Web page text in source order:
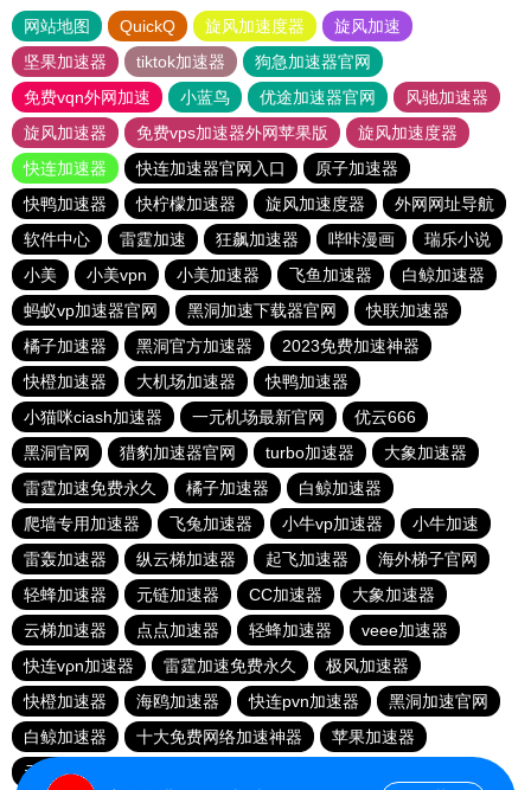
网站地图 QuickQ 旋风加速度器
旋风加速
坚果加速器
tiktok加速器
狗急加速器官网
免费vqn外网加速
小蓝鸟 优途加速器官网
风驰加速器
旋风加速器
免费vps加速器外网苹果版
旋风加速度器
快连加速器
快连加速器官网入口
原子加速器
快鸭加速器
快柠檬加速器 旋风加速度器
外网网址导航
软件中心
雷霆加速 狂飙加速器 哔咔漫画
瑞乐小说
小美
小美vpn 小美加速器 飞鱼加速器
白鲸加速器
蚂蚁vp加速器官网
黑洞加速下载器官网
快联加速器
橘子加速器
黑洞官方加速器
2023免费加速神器
快橙加速器
大机场加速器
快鸭加速器
小猫咪ciash加速器
一元机场最新官网
优云666
黑洞官网
猎豹加速器官网 turbo加速器
大象加速器
雷霆加速免费永久
橘子加速器
白鲸加速器
爬墙专用加速器
飞兔加速器 小牛vp加速器
小牛加速
雷轰加速器
纵云梯加速器 起飞加速器
海外梯子官网
轻蜂加速器
元链加速器 CC加速器
大象加速器
云梯加速器
点点加速器 轻蜂加速器
veee加速器
快连vρn加速器
雷霆加速免费永久
极风加速器
快橙加速器
海鸥加速器 快连pvn加速器
黑洞加速官网
白鲸加速器
十大免费网络加速神器
苹果加速器
元链加速器